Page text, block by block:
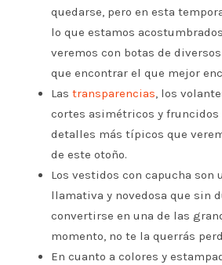
quedarse, pero en esta
lo que estamos
veremos con botas de
que encontrar el que mejor
Las transparencias, los
cortes asimétricos y fruncidos
detalles más típicos que
de este otoño.
Los vestidos con capucha son
llamativa y novedosa que sin
convertirse en una de las
momento, no te la querrás
En cuanto a colores y